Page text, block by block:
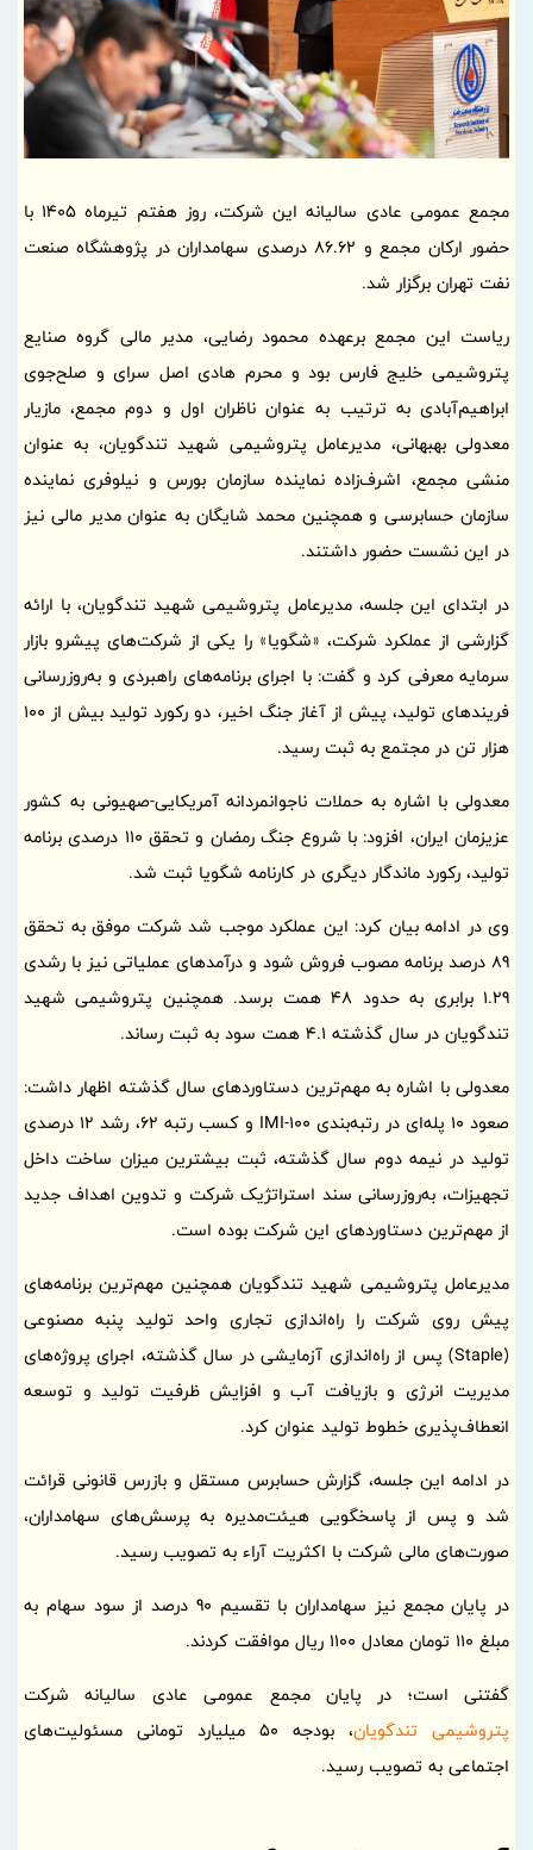
مجمع عمومی عادی سالیانه این شرکت، روز هفتم تیرماه 1405 با
حضور ارکان مجمع و 86.62 درصدی سهامداران در پژوهشگاه صنعت
نفت تهران برگزار شد.
ریاست این مجمع برعهده محمود رضایی، مدیر مالی گروه صنایع
پتروشیمی خلیج فارس بود و محرم هادی اصل سرای و صلح‌جوی
ابراهیم‌آبادی به ترتیب به عنوان ناظران اول و دوم مجمع، مازیار
معدولی بهبهانی، مدیرعامل پتروشیمی شهید تندگویان، به عنوان
منشی مجمع، اشرف‌زاده نماینده سازمان بورس و نیلوفری نماینده
سازمان حسابرسی و همچنین محمد شایگان به عنوان مدیر مالی نیز
در این نشست حضور داشتند.
در ابتدای این جلسه، مدیرعامل پتروشیمی شهید تندگویان، با ارائه
گزارشی از عملکرد شرکت، «شگویا» را یکی از شرکت‌های پیشرو بازار
سرمایه معرفی کرد و گفت: با اجرای برنامه‌های راهبردی و به‌روزرسانی
فریندهای تولید، پیش از آغاز جنگ اخیر، دو رکورد تولید بیش از 100
هزار تن در مجتمع به ثبت رسید.
معدولی با اشاره به حملات ناجوانمردانه آمریکایی-صهیونی به کشور
عزیزمان ایران، افزود: با شروع جنگ رمضان و تحقق 110 درصدی برنامه
تولید، رکورد ماندگار دیگری در کارنامه شگویا ثبت شد.
وی در ادامه بیان کرد: این عملکرد موجب شد شرکت موفق به تحقق
89 درصد برنامه مصوب فروش شود و درآمدهای عملیاتی نیز با رشدی
1.29 برابری به حدود 48 همت برسد. همچنین پتروشیمی شهید
تندگویان در سال گذشته 4.1 همت سود به ثبت رساند.
معدولی با اشاره به مهم‌ترین دستاوردهای سال گذشته اظهار داشت:
صعود 10 پله‌ای در رتبه‌بندی IMI-100 و کسب رتبه 62، رشد 12 درصدی
تولید در نیمه دوم سال گذشته، ثبت بیشترین میزان ساخت داخل
تجهیزات، به‌روزرسانی سند استراتژیک شرکت و تدوین اهداف جدید
از مهم‌ترین دستاوردهای این شرکت بوده است.
مدیرعامل پتروشیمی شهید تندگویان همچنین مهم‌ترین برنامه‌های
پیش روی شرکت را راه‌اندازی تجاری واحد تولید پنبه مصنوعی
(Staple) پس از راه‌اندازی آزمایشی در سال گذشته، اجرای پروژه‌های
مدیریت انرژی و بازیافت آب و افزایش ظرفیت تولید و توسعه
انعطاف‌پذیری خطوط تولید عنوان کرد.
در ادامه این جلسه، گزارش حسابرس مستقل و بازرس قانونی قرائت
شد و پس از پاسخگویی هیئت‌مدیره به پرسش‌های سهامداران،
صورت‌های مالی شرکت با اکثریت آراء به تصویب رسید.
در پایان مجمع نیز سهامداران با تقسیم 90 درصد از سود سهام به
مبلغ 110 تومان معادل 1100 ریال موافقت کردند.
گفتنی است؛ در پایان مجمع عمومی عادی سالیانه شرکت
پتروشیمی تندگویان
، بودجه 50 میلیارد تومانی مسئولیت‌های
اجتماعی به تصویب رسید.